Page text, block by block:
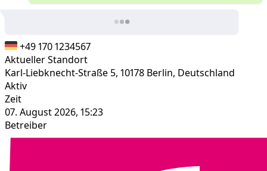
+49 170 1234567
Aktueller Standort
Karl-Liebknecht-Straße 5, 10178 Berlin, Deutschland
Aktiv
Zeit
07. August 2026, 15:23
Betreiber